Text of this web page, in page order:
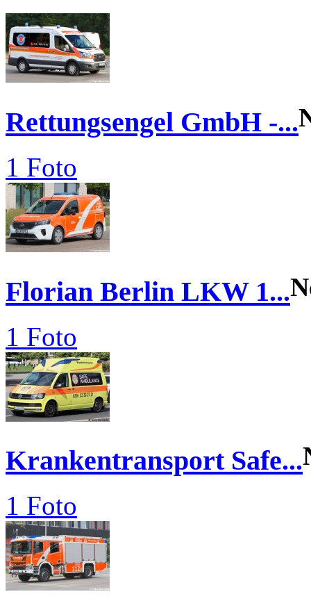
Rettungsengel GmbH -...
1 Foto
Florian Berlin LKW 1...
1 Foto
Krankentransport Safe...
1 Foto